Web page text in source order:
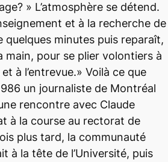
» L’atmosphère se détend.
et à la recherche de
quelques minutes puis reparaît,
main, pour se plier volontiers à
à l’entrevue.» Voilà ce que
un journaliste de Montréal
rencontre avec Claude
à la course au rectorat de
plus tard, la communauté
à la tête de l’Université, puis